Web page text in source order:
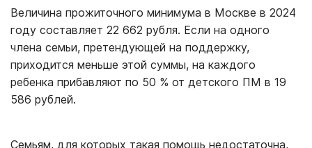
Величина прожиточного минимума в Москве в 2024
году составляет 22 662 рубля. Если на одного
члена семьи, претендующей на поддержку,
приходится меньше этой суммы, на каждого
ребенка прибавляют по 50 % от детского ПМ в 19
586 рублей.
Семьям, для которых такая помощь недостаточна,